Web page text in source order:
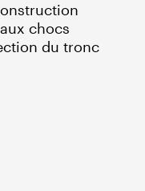
chocs
du tronc